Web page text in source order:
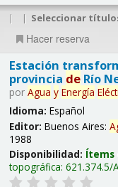
| | Seleccionar
Hacer reserva
Estación
provincia deRío
por Agua y Energía
Idioma: Español
Editor: Buenos Aires:
1988
Disponibilidad: Ítems
topográfica: 621.374.5/